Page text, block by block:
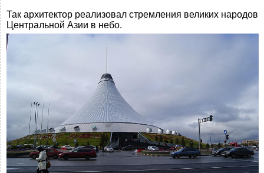
Так архитектор реализовал стремления великих народов
Центральной Азии в небо.